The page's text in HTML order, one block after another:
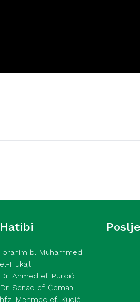
Hatibi
Ibrahim b. Muhammed
el-Hukajl
Dr. Ahmed ef. Purdić
Dr. Senad ef. Ćeman
hfz. Mehmed ef. Kudić